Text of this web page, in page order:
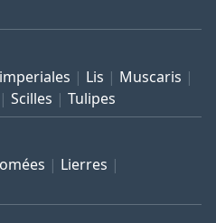
Lis
Muscaris
Scilles Tulipes
Lierres